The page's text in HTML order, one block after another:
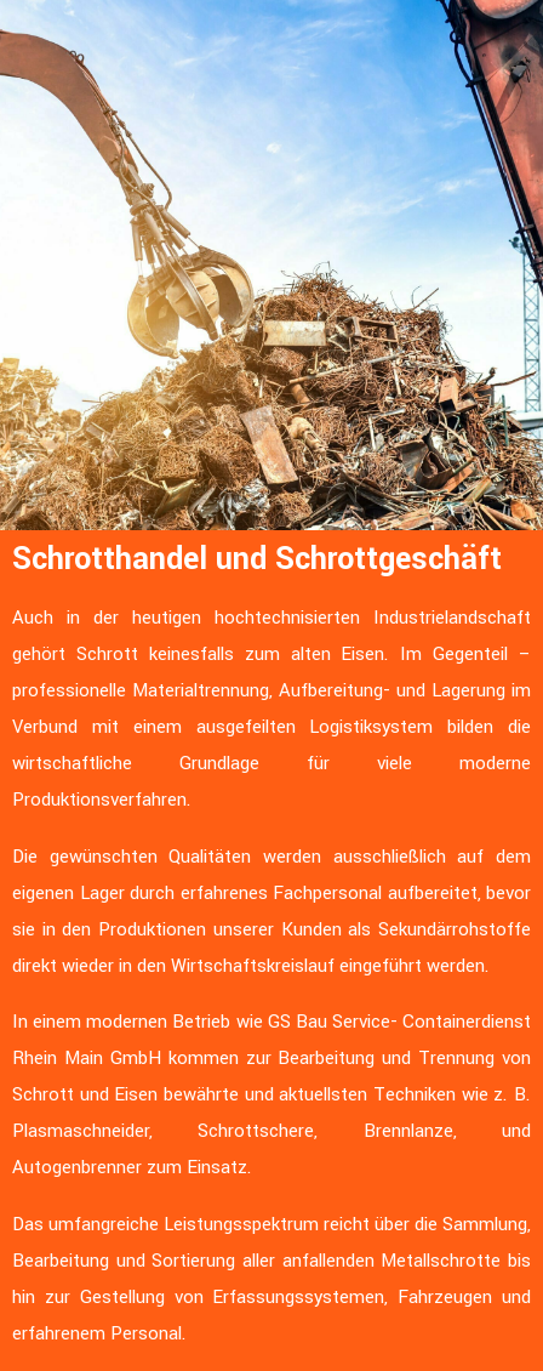
Schrotthandel und Schrottgeschäft
Auch in der heutigen hochtechnisierten Industrielandschaft
gehört Schrott keinesfalls zum alten Eisen. Im Gegenteil –
professionelle Materialtrennung, Aufbereitung- und Lagerung im
Verbund mit einem ausgefeilten Logistiksystem bilden die
wirtschaftliche Grundlage für viele moderne
Produktionsverfahren.
Die gewünschten Qualitäten werden ausschließlich auf dem
eigenen Lager durch erfahrenes Fachpersonal aufbereitet, bevor
sie in den Produktionen unserer Kunden als Sekundärrohstoffe
direkt wieder in den Wirtschaftskreislauf eingeführt werden.
In einem modernen Betrieb wie GS Bau Service- Containerdienst
Rhein Main GmbH kommen zur Bearbeitung und Trennung von
Schrott und Eisen bewährte und aktuellsten Techniken wie z. B.
Plasmaschneider, Schrottschere, Brennlanze, und
Autogenbrenner zum Einsatz.
Das umfangreiche Leistungsspektrum reicht über die Sammlung,
Bearbeitung und Sortierung aller anfallenden Metallschrotte bis
hin zur Gestellung von Erfassungssystemen, Fahrzeugen und
erfahrenem Personal.